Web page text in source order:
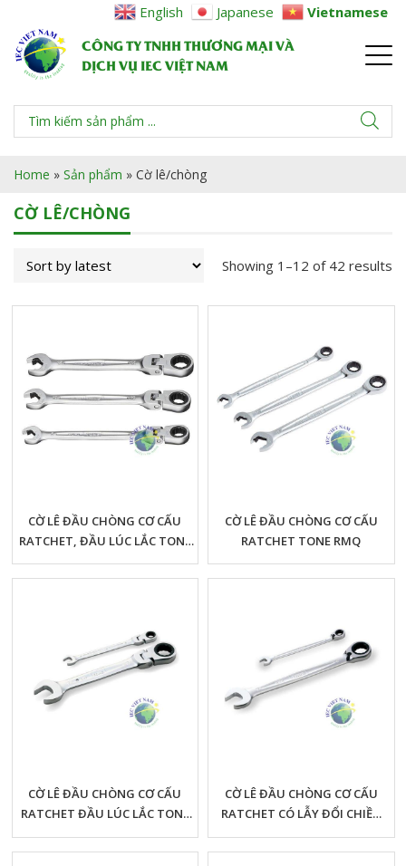
CÔNG TY TNHH THƯƠNG MẠI VÀ
DỊCH VỤ IEC VIỆT NAM
Home » Sản phẩm » Cờ lê/chòng
CỜ LÊ/CHÒNG
Showing 1–12 of 42 results
CỜ LÊ ĐẦU CHÒNG CƠ CẤU
RATCHET, ĐẦU LÚC LẮC TONE
RMFQ
CỜ LÊ ĐẦU CHÒNG CƠ CẤU
RATCHET TONE RMQ
CỜ LÊ ĐẦU CHÒNG CƠ CẤU
RATCHET ĐẦU LÚC LẮC TONE
RMF
CỜ LÊ ĐẦU CHÒNG CƠ CẤU
RATCHET CÓ LẪY ĐỔI CHIỀU
TONE RMR
English Japanese Vietnamese